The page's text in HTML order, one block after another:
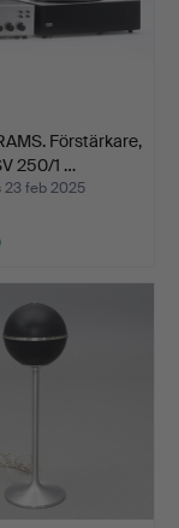
Förstärkare,
250/1 …
23 feb 2025